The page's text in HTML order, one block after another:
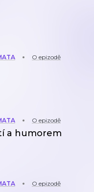
O epizodě
O epizodě
a humorem
O epizodě